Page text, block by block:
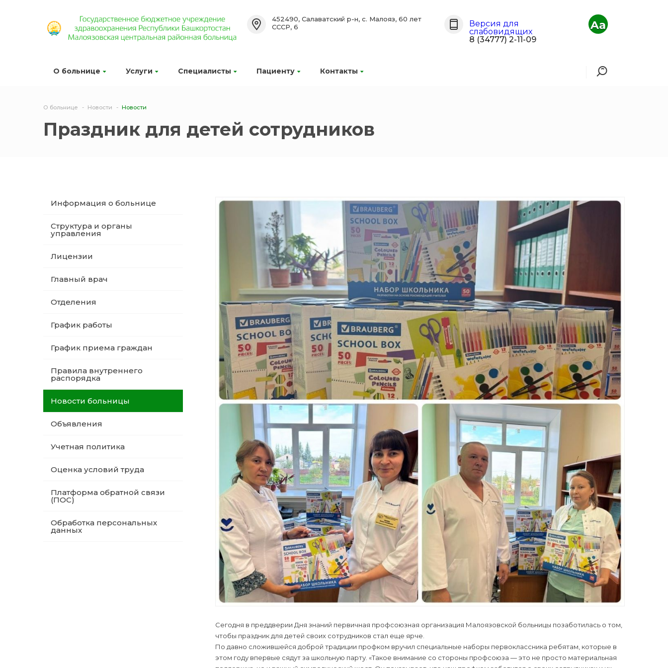
О больнице Услуги Специалисты Пациенту Контакты
452490, Салаватский р-н, с. Малояз, 60 лет
СССР, 6
Версия для
слабовидящих
8 (34777) 2-11-09
Aa
О больнице Новости Новости
Праздник для детей сотрудников
Информация о больнице
Структура и органы
управления
Лицензии
Главный врач
Отделения
График работы
График приема граждан
Правила внутреннего
распорядка
Новости больницы
Объявления
Учетная политика
Оценка условий труда
Платформа обратной связи
(ПОС)
Обработка персональных
данных
Сегодня в преддверии Дня знаний первичная профсоюзная организация Малоязовской больницы позаботилась о том,
чтобы праздник для детей своих сотрудников стал еще ярче.
По давно сложившейся доброй традиции профком вручил специальные наборы первоклассника ребятам, которые в
этом году впервые сядут за школьную парту. «Такое внимание со стороны профсоюза — это не просто материальная